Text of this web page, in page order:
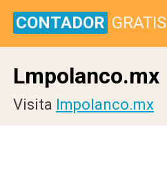
CONTADOR GRATIS
Lmpolanco.mx
Visita lmpolanco.mx